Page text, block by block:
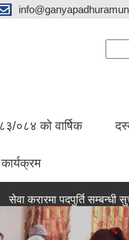
०८४ को वार्षिक
पदपुर्ति सम्बन्धी सुचना ।